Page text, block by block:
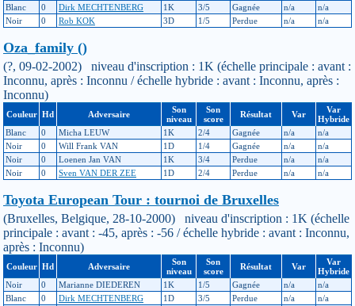
Blanc
0 Dirk MECHTENBERG 1K 3/5 Gagnée n/a
n/a
Noir
0 Rob KOK 3D 1/5 Perdue n/a n/a
Oza_family ()
(?, 09-02-2002) niveau d'inscription : 1K (échelle principale : avant :
Inconnu, après : Inconnu / échelle hybride : avant : Inconnu, après :
Inconnu)
Couleur Hd Adversaire
Son
niveau
Son
score
Résultat Var
Var
Hybride
Blanc
0 Micha LEUW 1K 2/4 Gagnée n/a
n/a
Noir
0 Will Frank VAN 1D 1/4 Gagnée n/a
n/a
Noir
0 Loenen Jan VAN 1K 3/4 Perdue n/a
n/a
Noir
0 Sven VAN DER ZEE 1D 2/4 Perdue n/a n/a
Toyota European Tour : tournoi de Bruxelles
(Bruxelles, Belgique, 28-10-2000) niveau d'inscription : 1K (échelle
principale : avant : -45, après : -56 / échelle hybride : avant : Inconnu,
après : Inconnu)
Couleur Hd Adversaire
Son
niveau
Son
score
Résultat Var
Var
Hybride
Noir
0 Marianne DIEDEREN 1K 1/5 Gagnée n/a
n/a
Blanc
0 Dirk MECHTENBERG 1D 3/5 Perdue n/a
n/a